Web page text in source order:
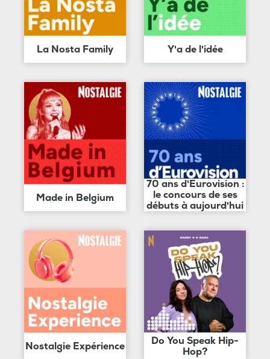
La Nosta Family Y'a de l'idée
Made in Belgium
70 ans d'Eurovision :
le concours de ses
débuts à aujourd'hui
Nostalgie Expérience
Do You Speak Hip-
Hop?